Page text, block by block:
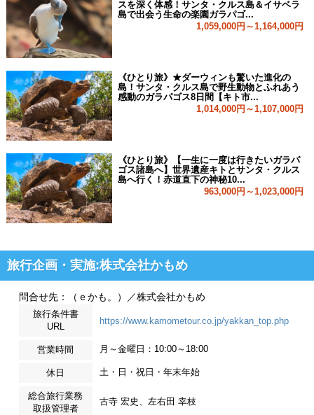
スを深く体感！サンタ・クルス島＆イサベラ
島で出会う生命の楽園ガラパゴ...
1,059,000円～1,164,000円
《ひとり旅》★ダーウィンも驚いた進化の
島！サンタ・クルス島で野生動物とふれあう
感動のガラパゴス8日間【キト市...
1,014,000円～1,107,000円
《ひとり旅》【一生に一度は行きたいガラパ
ゴス諸島へ】世界遺産キトとサンタ・クルス
島へ行く！赤道直下の神秘10...
963,000円～1,023,000円
旅行企画・実施:株式会社かもめ
問合せ先：（ｅかも。）／株式会社かもめ
旅行条件書
URL
https://www.kamometour.co.jp/yakkan_top.php
営業時間 月～金曜日：10:00～18:00
休日 土・日・祝日・年末年始
総合旅行業務
取扱管理者
古寺 宏史、左右田 幸枝